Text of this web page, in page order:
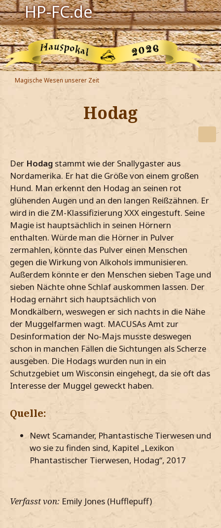
HP-FC.de
Navigation
Harry Potter
Der HP-FC
Hogwarts
Zauberwelt
Jetzt Fanclub-Mitglied werden!
Magische Wesen unserer Zeit
Hodag
Der Hodag stammt wie der Snallygaster aus
Nordamerika. Er hat die Größe von einem großen
Hund. Man erkennt den Hodag an seinen rot
glühenden Augen und an den langen Reißzähnen. Er
wird in die ZM-Klassifizierung XXX eingestuft. Seine
Magie ist hauptsächlich in seinen Hörnern
enthalten. Würde man die Hörner in Pulver
zermahlen, könnte das Pulver einen Menschen
gegen die Wirkung von Alkohols immunisieren.
Außerdem könnte er den Menschen sieben Tage und
sieben Nächte ohne Schlaf auskommen lassen. Der
Hodag ernährt sich hauptsächlich von
Mondkälbern, weswegen er sich nachts in die Nähe
der Muggelfarmen wagt. MACUSAs Amt zur
Desinformation der No-Majs musste deswegen
schon in manchen Fällen die Sichtungen als Scherze
ausgeben. Die Hodags wurden nun in ein
Schutzgebiet um Wisconsin eingehegt, da sie oft das
Interesse der Muggel geweckt haben.
Quelle:
Newt Scamander, Phantastische Tierwesen und
wo sie zu finden sind, Kapitel „Lexikon
Phantastischer Tierwesen, Hodag“, 2017
Verfasst von: Emily Jones (Hufflepuff)